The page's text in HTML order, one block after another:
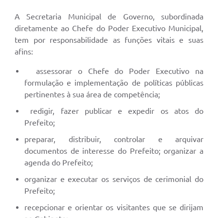
A Secretaria Municipal de Governo, subordinada
diretamente ao Chefe do Poder Executivo Municipal,
tem por responsabilidade as funções vitais e suas
afins:
assessorar o Chefe do Poder Executivo na
formulação e implementação de políticas públicas
pertinentes à sua área de competência;
redigir, fazer publicar e expedir os atos do
Prefeito;
preparar, distribuir, controlar e arquivar
documentos de interesse do Prefeito; organizar a
agenda do Prefeito;
organizar e executar os serviços de cerimonial do
Prefeito;
recepcionar e orientar os visitantes que se dirijam